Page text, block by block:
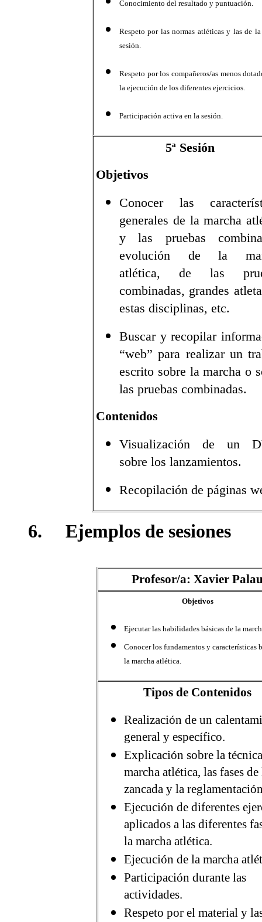
Conocimiento del resultado y puntuación.
Respeto por las normas atléticas y las de
sesión.
Respeto por los compañeros/as menos
la ejecución de los diferentes ejercicios.
Participación activa en la sesión.
5ª Sesión
Objetivos
Conocer las
generales de la marcha
y las pruebas
evolución de la
atlética, de las
combinadas, grandes
estas disciplinas, etc.
Buscar y recopilar
“web” para realizar un
escrito sobre la marcha o
las pruebas combinadas.
Contenidos
Visualización de un
sobre los lanzamientos.
Recopilación de páginas
6. Ejemplos de sesiones
Profesor/a: Xavier
Objetivos
Ejecutar las habilidades básicas de la
Conocer los fundamentos y características
la marcha atlética.
Tipos de Contenidos
Realización de un
general y específico.
Explicación sobre la
marcha atlética, las fases de
zancada y la
Ejecución de diferentes
aplicados a las diferentes
la marcha atlética.
Ejecución de la marcha
Participación durante las
actividades.
Respeto por el material y